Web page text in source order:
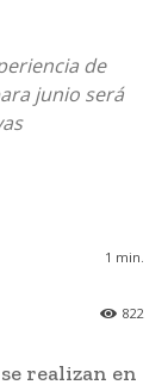
de
junio será
1 min.
822
realizan en